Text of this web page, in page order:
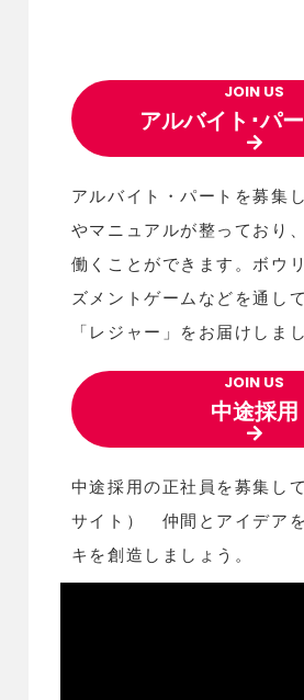
JOIN US
アルバイト･パ
アルバイト・パートを募集
やマニュアルが整っており
働くことができます。ボウ
ズメントゲームなどを通し
「レジャー」をお届けしま
JOIN US
中途採用
中途採用の正社員を募集し
サイト） 仲間とアイデア
キを創造しましょう。